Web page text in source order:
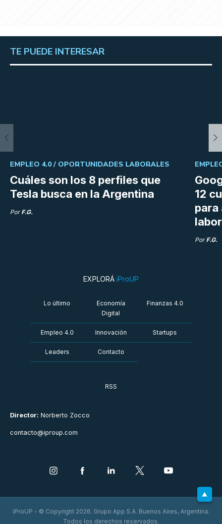
TE PUEDE INTERESAR
Cuáles son los 8 perfiles que
Tesla busca en la Argentina
EMPLEO 4.0 / OPORTUNIDADES LABORALES
Por F.G.
12
para
Por F.G.
Director: Norberto Zocco
contacto@iproup.com
EXPLORÁ iProUP
Lo último
Economía
Digital
Finanzas 4.0
Empleo 4.0 Innovación Startups
Leaders Contacto
RSS
iProUP - © Copyright 2026. Grupo App S.A. Buenos Aires, Argentina.
Todos los derechos reservados.